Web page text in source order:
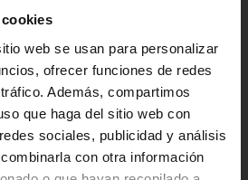
web se usan para personalizar
ofrecer funciones de redes
Además, compartimos
que haga del sitio web con
sociales, publicidad y análisis
con otra información